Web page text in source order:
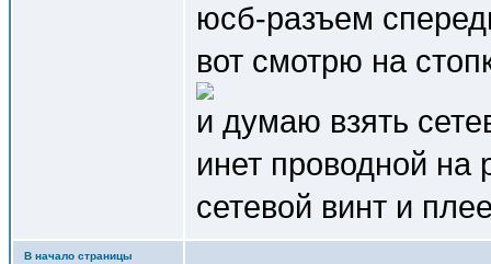
юсб-разъем
вот смотрю на
и думаю взять
инет проводной на
сетевой винт и
В начало страницы